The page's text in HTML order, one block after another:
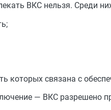
ВКС нельзя. Среди
которых связана с
— ВКС разрешено